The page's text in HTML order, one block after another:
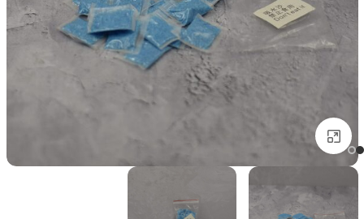
بزرگتر ببینید